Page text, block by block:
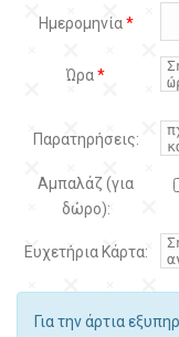
Ημερομηνία*
Ώρα*
Παρατηρήσεις:
Αμπαλάζ (για
δώρο):
Ευχετήρια Κάρτα:
Για την άρτια